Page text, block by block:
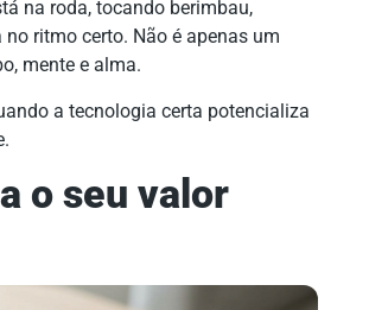
na roda, tocando berimbau,
ritmo certo. Não é apenas um
mente e alma.
a tecnologia certa potencializa
o seu valor